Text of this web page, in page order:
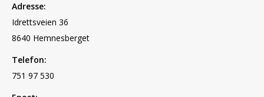
Adresse:
Idrettsveien 36
8640 Hemnesberget
Telefon:
751 97 530